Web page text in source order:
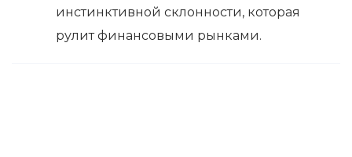
инстинктивной склонности, которая
рулит финансовыми рынками.